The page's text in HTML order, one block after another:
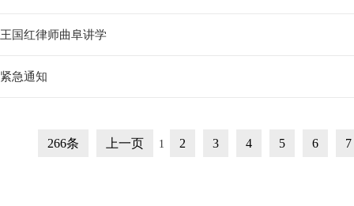
王国红律师曲阜讲学
紧急通知
266条 上一页 1 2 3 4 5 6 7